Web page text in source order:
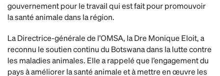
gouvernement pour le travail qui est fait pour promouvoir
la santé animale dans la région.
La Directrice-générale de l’OMSA, la Dre Monique Eloit, a
reconnu le soutien continu du Botswana dans la lutte contre
les maladies animales. Elle a rappelé que l’engagement du
pays à améliorer la santé animale et à mettre en œuvre les